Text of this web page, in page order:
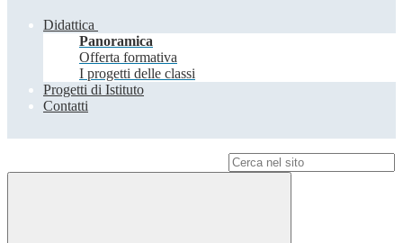
Didattica
Panoramica
Offerta formativa
I progetti delle classi
Progetti di Istituto
Contatti